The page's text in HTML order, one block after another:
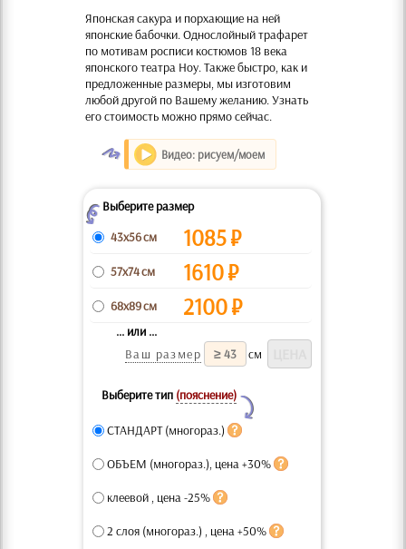
Японская сакура и порхающие на ней
японские бабочки. Однослойный трафарет
по мотивам росписи костюмов 18 века
японского театра Ноу. Также быстро, как и
предложенные размеры, мы изготовим
любой другой по Вашему желанию. Узнать
его стоимость можно прямо сейчас.
O Видео: рисуем/моем
ZВыберите размер
43x56 см
1085₽
57x74 см 1610₽
68x89 см 2100₽
... или ...
Ваш размер
см
Выберите тип (пояснение)
Y
СТАНДАРТ (многораз.)
ОБЪЕМ (многораз.), цена +30%
клеевой , цена -25%
2 слоя (многораз.) , цена +50%